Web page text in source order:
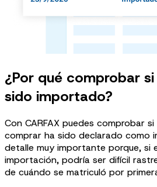
¿Por qué comprobar
sido importado?
Con CARFAX puedes comprobar
comprar ha sido declarado como
detalle muy importante porque, si
importación, podría ser difícil
de cuándo se matriculó por